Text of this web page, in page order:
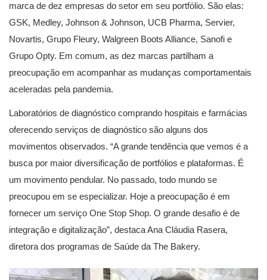
marca de dez empresas do setor em seu portfólio. São elas:
GSK, Medley, Johnson & Johnson, UCB Pharma, Servier,
Novartis, Grupo Fleury, Walgreen Boots Alliance, Sanofi e
Grupo Opty. Em comum, as dez marcas partilham a
preocupação em acompanhar as mudanças comportamentais
aceleradas pela pandemia.
Laboratórios de diagnóstico comprando hospitais e farmácias
oferecendo serviços de diagnóstico são alguns dos
movimentos observados. “A grande tendência que vemos é a
busca por maior diversificação de portfólios e plataformas. É
um movimento pendular. No passado, todo mundo se
preocupou em se especializar. Hoje a preocupação é em
fornecer um serviço One Stop Shop. O grande desafio é de
integração e digitalização”, destaca Ana Cláudia Rasera,
diretora dos programas de Saúde da The Bakery.